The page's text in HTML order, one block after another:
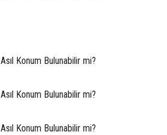
Konum Bulunabilir mi?
Konum Bulunabilir mi?
Konum Bulunabilir mi?